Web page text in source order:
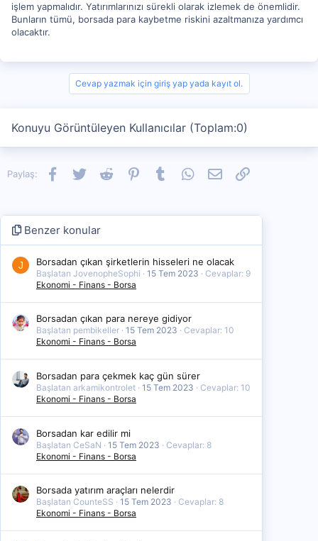
işlem yapmalıdır. Yatırımlarınızı sürekli olarak izlemek de önemlidir.
Bunların tümü, borsada para kaybetme riskini azaltmanıza yardımcı
olacaktır.
Cevap yazmak için giriş yap yada kayıt ol.
Konuyu Görüntüleyen Kullanıcılar (Toplam:0)
Paylaş: Facebook
TwitterReddit PinterestTumblrWhatsApp
E-postaLink
Benzer konular
J Borsadan çıkan şirketlerin hisseleri ne olacak
Başlatan JovenopheSophi 15 Tem 2023
Cevaplar: 9
Ekonomi - Finans - Borsa
Borsadan çıkan para nereye gidiyor
Başlatan pembikeller 15 Tem 2023
Cevaplar: 10
Ekonomi - Finans - Borsa
Borsadan para çekmek kaç gün sürer
Başlatan arkamikontrolet 15 Tem 2023
Cevaplar: 10
Ekonomi - Finans - Borsa
Borsadan kar edilir mi
Başlatan CeSaN 15 Tem 2023
Cevaplar: 8
Ekonomi - Finans - Borsa
Borsada yatırım araçları nelerdir
Başlatan CounteSS 15 Tem 2023
Cevaplar: 8
Ekonomi - Finans - Borsa